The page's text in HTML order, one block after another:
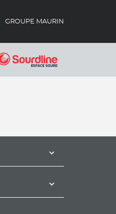
GROUPE MAURIN